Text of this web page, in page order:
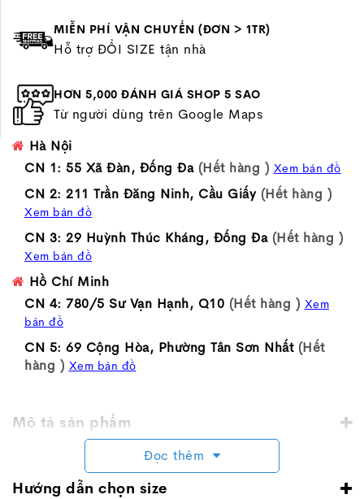
MIỄN PHÍ VẬN CHUYỂN (ĐƠN > 1TR)
Hỗ trợ ĐỔI SIZE tận nhà
HƠN 5,000 ĐÁNH GIÁ SHOP 5 SAO
Từ người dùng trên Google Maps
Hà Nội
CN 1: 55 Xã Đàn, Đống Đa (Hết hàng ) Xem bản đồ
CN 2: 211 Trần Đăng Ninh, Cầu Giấy (Hết hàng )
Xem bản đồ
CN 3: 29 Huỳnh Thúc Kháng, Đống Đa (Hết hàng )
Xem bản đồ
Hồ Chí Minh
CN 4: 780/5 Sư Vạn Hạnh, Q10 (Hết hàng ) Xem
bản đồ
CN 5: 69 Cộng Hòa, Phường Tân Sơn Nhất (Hết
hàng ) Xem bản đồ
Mô tả sản phẩm
Đọc thêm
Hướng dẫn chọn size